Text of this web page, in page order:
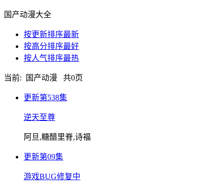
国产动漫大全
按更新排序最新
按高分排序最好
按人气排序最热
当前: 国产动漫 共0页
更新第538集
逆天至尊
阿旦,糖醋里脊,诗福
更新第09集
游戏BUG修复中